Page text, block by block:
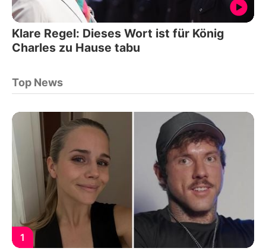
Klare Regel: Dieses Wort ist für König
Charles zu Hause tabu
Top News
1